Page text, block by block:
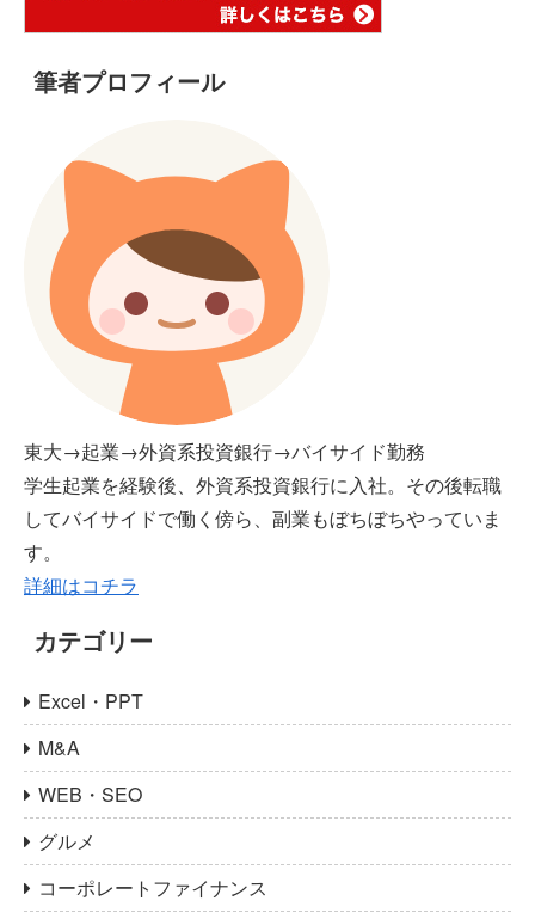
筆者プロフィール
東大→起業→外資系投資銀行→バイサイド勤務
学生起業を経験後、外資系投資銀行に入社。その後転職
してバイサイドで働く傍ら、副業もぼちぼちやっていま
す。
詳細はコチラ
カテゴリー
Excel・PPT
M&A
WEB・SEO
グルメ
コーポレートファイナンス